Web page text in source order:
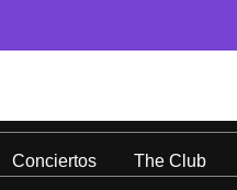
Conciertos The Club